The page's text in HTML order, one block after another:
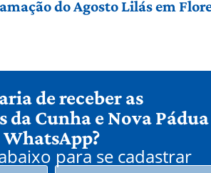
do Agosto Lilás em
de receber as
da Cunha e Nova
WhatsApp?
para se cadastrar